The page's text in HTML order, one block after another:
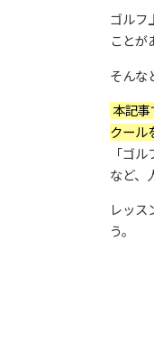
ゴルフ
ことが
そんな
本記
クール
「ゴ
など、
レッス
う。